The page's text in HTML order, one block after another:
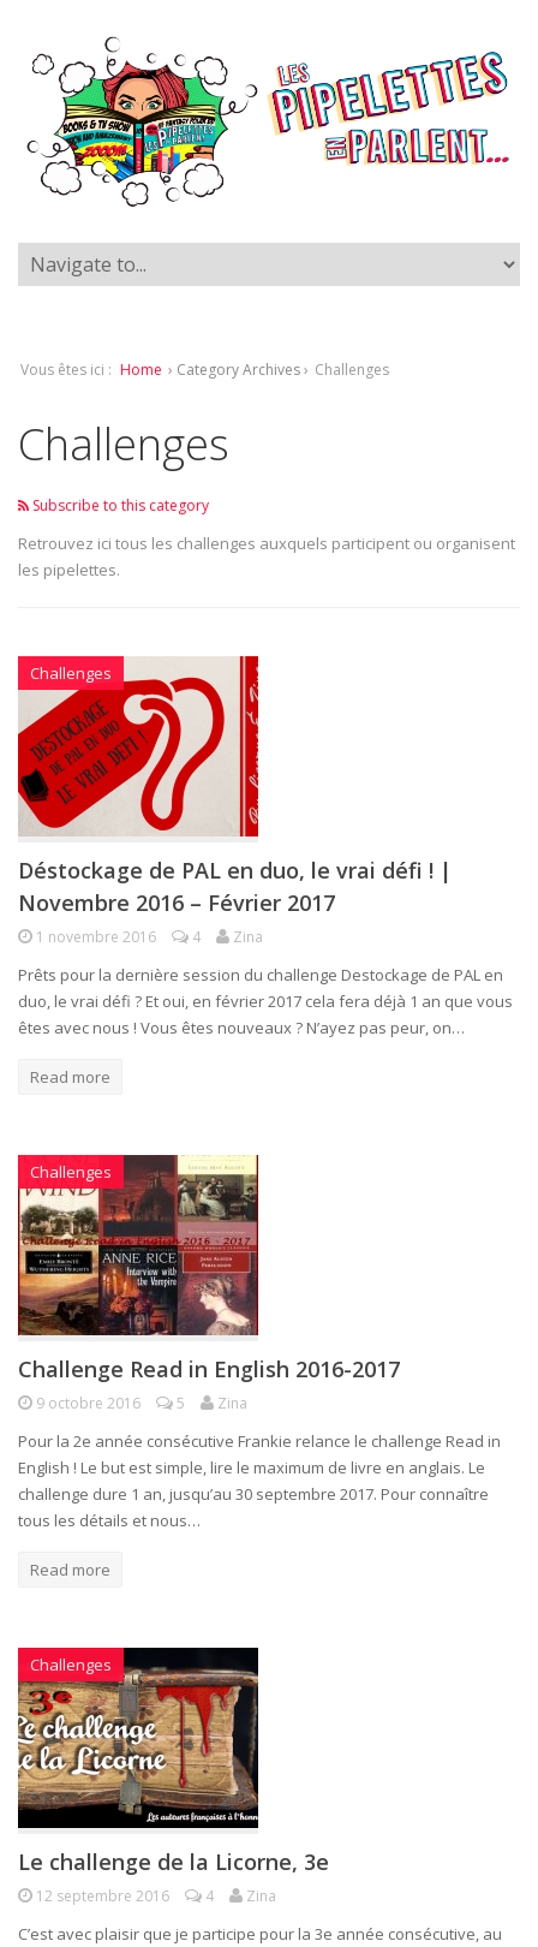
Vous êtes ici : Home › Category Archives › Challenges
Challenges
Subscribe to this category
Retrouvez ici tous les challenges auxquels participent ou organisent
les pipelettes.
Challenges
Déstockage de PAL en duo, le vrai défi ! |
Novembre 2016 – Février 2017
1 novembre 2016 4 Zina
Prêts pour la dernière session du challenge Destockage de PAL en
duo, le vrai défi ? Et oui, en février 2017 cela fera déjà 1 an que vous
êtes avec nous ! Vous êtes nouveaux ? N’ayez pas peur, on…
Read more
Challenges
Challenge Read in English 2016-2017
9 octobre 2016 5 Zina
Pour la 2e année consécutive Frankie relance le challenge Read in
English ! Le but est simple, lire le maximum de livre en anglais. Le
challenge dure 1 an, jusqu’au 30 septembre 2017. Pour connaître
tous les détails et nous…
Read more
Challenges
Le challenge de la Licorne, 3e
12 septembre 2016 4 Zina
C’est avec plaisir que je participe pour la 3e année consécutive, au